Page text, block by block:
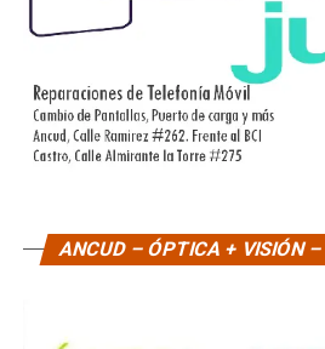
ANCUD – ÓPTICA + VISIÓN